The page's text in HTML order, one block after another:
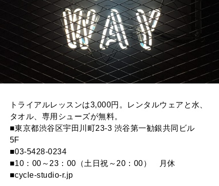
トライアルレッスンは3,000円。レンタルウェアと水、
タオル、専用シューズが無料。
■東京都渋谷区宇田川町23-3 渋谷第一勧銀共同ビル
5F
■03-5428-0234
■10：00～23：00（土日祝～20：00） 月休
■cycle-studio-r.jp